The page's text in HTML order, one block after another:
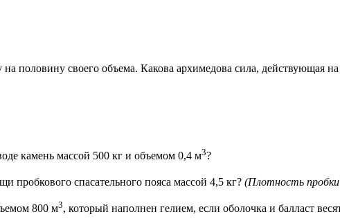
половину своего объема. Какова архимедова сила, действующая на
камень массой 500 кг и объемом 0,4 м3?
пробкового спасательного пояса массой 4,5 кг? (Плотность пробки
800 м3, который наполнен гелием, если оболочка и балласт